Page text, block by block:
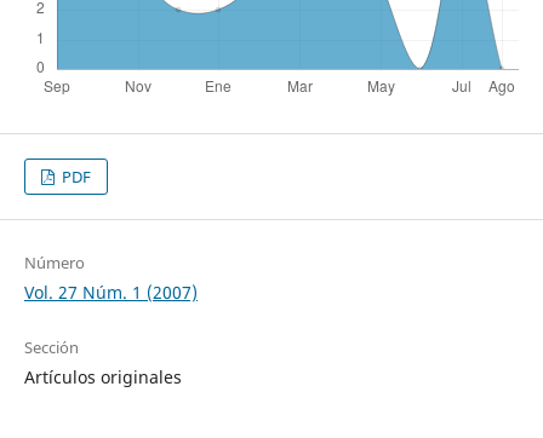
PDF
Número
Vol. 27 Núm. 1 (2007)
Sección
Artículos originales